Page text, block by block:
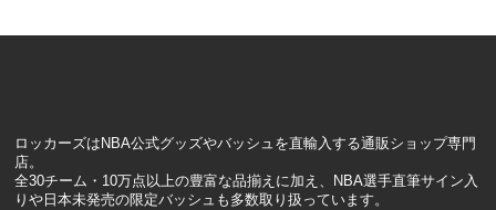
ロッカーズはNBA公式グッズやバッシュを直輸入する通販ショップ専門
店。
全30チーム・10万点以上の豊富な品揃えに加え、NBA選手直筆サイン入
りや日本未発売の限定バッシュも多数取り扱っています。